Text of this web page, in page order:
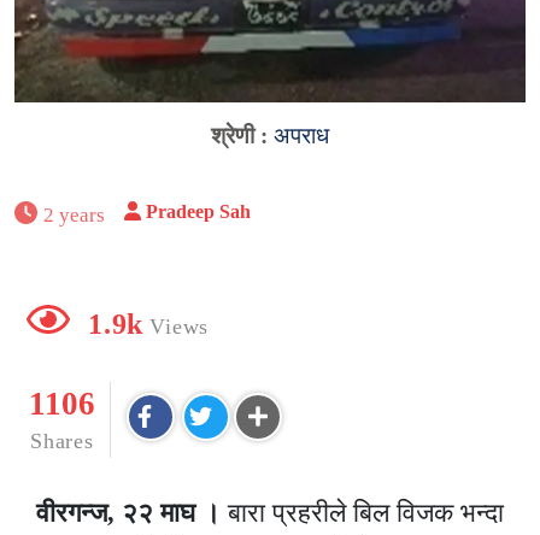
श्रेणी : अपराध
2 years Pradeep Sah
1.9k Views
1106
Shares
वीरगन्ज, २२ माघ । बारा प्रहरीले बिल विजक भन्दा